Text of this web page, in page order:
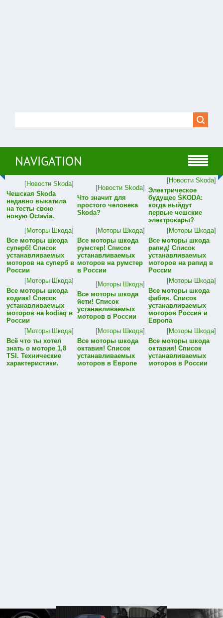
NAVIGATION
[Новости Skoda]
Чешская Skoda
недавно выкатила
на тесты свою
новую Octavia.
[Новости Skoda]
Что значит для
простого человека
Skoda?
[Новости Skoda]
Электрическое
будущее ŠKODA:
когда выйдут
первые чешские
электрокары?
[Моторы Шкода]
Все моторы шкода
суперб! Список
устанавливаемых
моторов на суперб в
России
[Моторы Шкода]
Все моторы шкода
румстер! Список
устанавливаемых
моторов на румстер
в России
[Моторы Шкода]
Все моторы шкода
рапид! Список
устанавливаемых
моторов на рапид в
России
[Моторы Шкода]
Все моторы шкода
кодиак! Список
устанавливаемых
моторов на kodiaq в
России
[Моторы Шкода]
Все моторы шкода
йети! Список
устанавливаемых
моторов в России
[Моторы Шкода]
Все моторы шкода
фабия. Список
устанавливаемых
моторов Россия и
Европа
[Моторы Шкода]
Всё что ты хотел
знать о моторе 1,8
TSI. Технические
характеристики.
[Моторы Шкода]
Все моторы шкода
октавия! Список
устанавливаемых
моторов в Европе
[Моторы Шкода]
Все моторы шкода
октавия! Список
устанавливаемых
моторов в России